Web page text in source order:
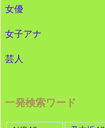
女優
女子アナ
芸人
一発検索ワード